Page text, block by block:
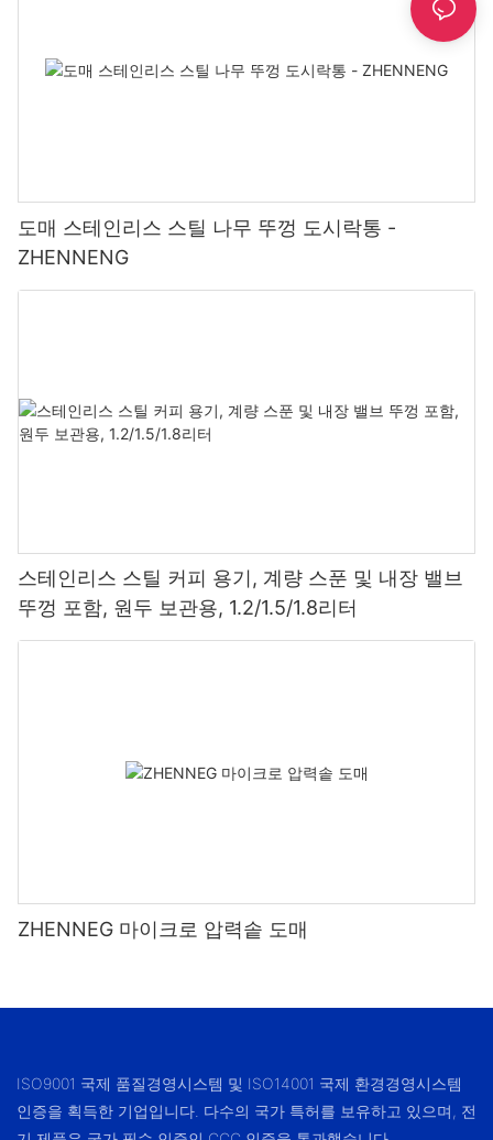
도매 스테인리스 스틸 나무 뚜껑 도시락통 -
ZHENNENG
스테인리스 스틸 커피 용기, 계량 스푼 및 내장 밸브
뚜껑 포함, 원두 보관용, 1.2/1.5/1.8리터
ZHENNEG 마이크로 압력솥 도매
ISO9001 국제 품질경영시스템 및 ISO14001 국제 환경경영시스템
인증을 획득한 기업입니다. 다수의 국가 특허를 보유하고 있으며, 전